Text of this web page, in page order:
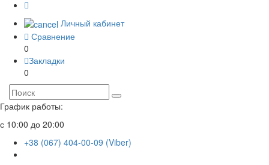
Личный кабинет
Сравнение
0
Закладки
0
График работы:
с 10:00 до 20:00
+38 (067) 404-00-09 (Viber)